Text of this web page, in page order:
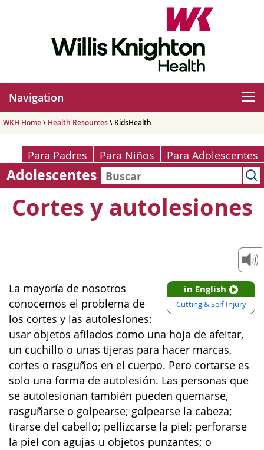
Navigation
WKH Home\ Health Resources\ KidsHealth
Para Padres Para Niños Para Adolescentes
Adolescentes
Cortes y autolesiones
in English
Cutting & Self-Injury
La mayoría de nosotros
conocemos el problema de
los cortes y las autolesiones:
usar objetos afilados como una hoja de afeitar,
un cuchillo o unas tijeras para hacer marcas,
cortes o rasguños en el cuerpo. Pero cortarse es
solo una forma de autolesión. Las personas que
se autolesionan también pueden quemarse,
rasguñarse o golpearse; golpearse la cabeza;
tirarse del cabello; pellizcarse la piel; perforarse
la piel con agujas u objetos punzantes; o